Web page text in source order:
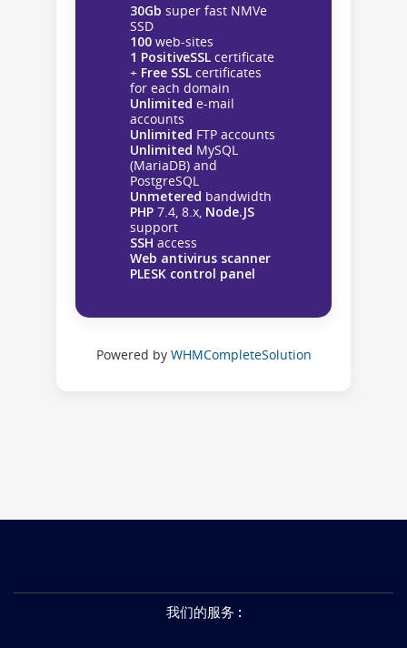
30Gb super fast NMVe
SSD
100web-sites
1 PositiveSSLcertificate
+ Free SSLcertificates
for each domain
Unlimited e-mail
accounts
Unlimited FTP accounts
Unlimited MySQL
(MariaDB) and
PostgreSQL
Unmetered bandwidth
PHP7.4, 8.x, Node.JS
support
SSH access
Web antivirus scanner
PLESK control panel
Powered by WHMCompleteSolution
我们的服务 :